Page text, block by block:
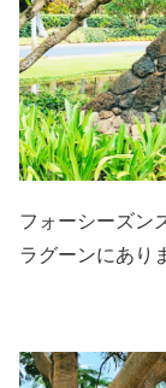
フォーシーズン
ラグーンにあり